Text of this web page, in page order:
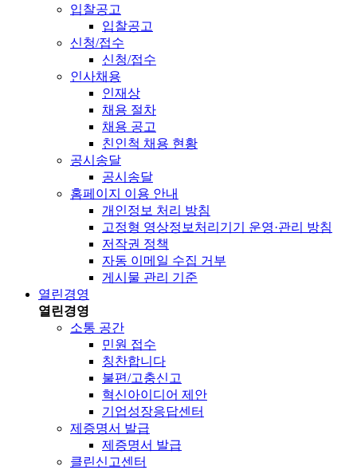
입찰공고
입찰공고
신청/접수
신청/접수
인사채용
인재상
채용 절차
채용 공고
친인척 채용 현황
공시송달
공시송달
홈페이지 이용 안내
개인정보 처리 방침
고정형 영상정보처리기기 운영·관리 방침
저작권 정책
자동 이메일 수집 거부
게시물 관리 기준
열린경영
열린경영
소통 공간
민원 접수
칭찬합니다
불편/고충신고
혁신아이디어 제안
기업성장응답센터
제증명서 발급
제증명서 발급
클린신고센터